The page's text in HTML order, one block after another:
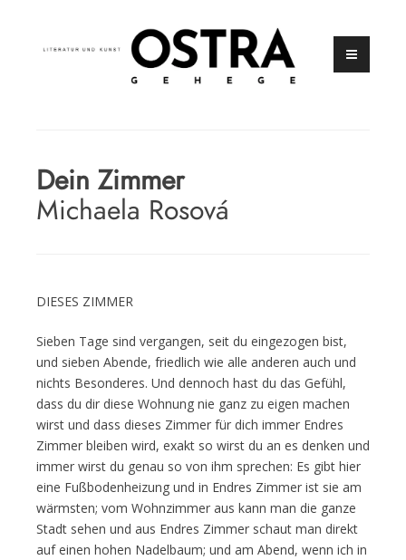
Inhalt
Dein Zimmer
Michaela Rosová
DIESES ZIMMER
Sieben Tage sind vergangen, seit du eingezogen bist,
und sieben Abende, friedlich wie alle anderen auch und
nichts Besonderes. Und dennoch hast du das Gefühl,
dass du dir diese Wohnung nie ganz zu eigen machen
wirst und dass dieses Zimmer für dich immer Endres
Zimmer bleiben wird, exakt so wirst du an es denken und
immer wirst du genau so von ihm sprechen: Es gibt hier
eine Fußbodenheizung und in Endres Zimmer ist sie am
wärmsten; vom Wohnzimmer aus kann man die ganze
Stadt sehen und aus Endres Zimmer schaut man direkt
auf einen hohen Nadelbaum; und am Abend, wenn ich in